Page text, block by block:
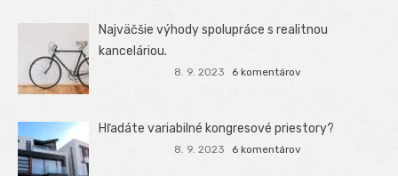
Najväčšie výhody spolupráce s realitnou
kanceláriou.
8. 9. 2023 6 komentárov
Hľadáte variabilné kongresové priestory?
8. 9. 2023 6 komentárov